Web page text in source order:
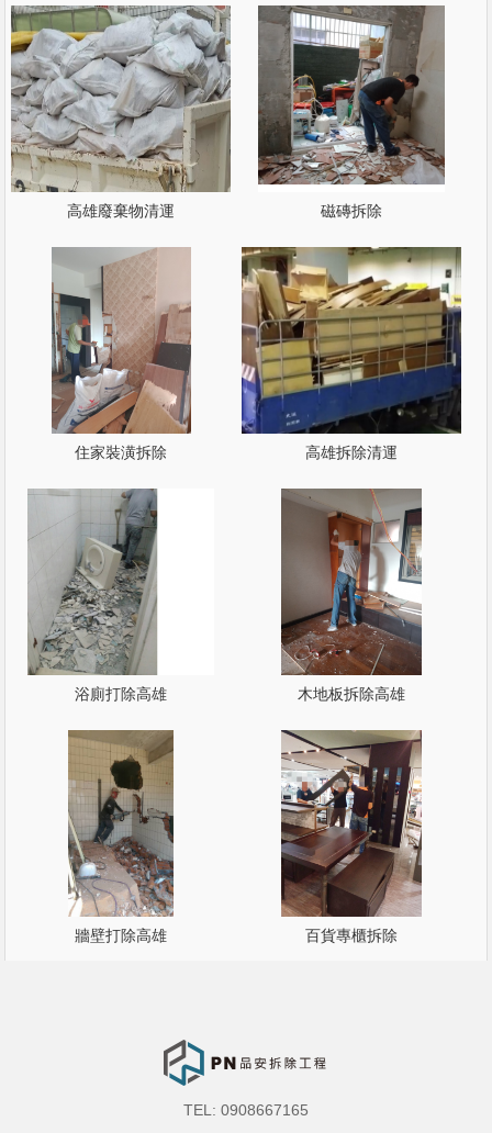
高雄廢棄物清運 磁磚拆除
住家裝潢拆除 高雄拆除清運
浴廁打除高雄 木地板拆除高雄
牆壁打除高雄 百貨專櫃拆除
TEL: 0908667165